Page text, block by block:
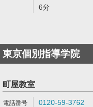
6分
東京個別指導学院
町屋教室
0120-59-3762